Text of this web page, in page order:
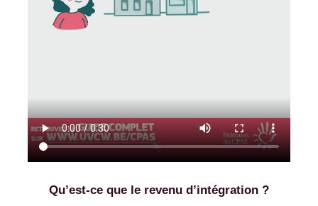
Qu’est-ce que le revenu d’intégration ?